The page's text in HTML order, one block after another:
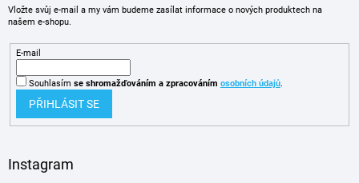
Vložte svůj e-mail a my vám budeme zasílat informace o nových produktech na
našem e-shopu.
E-mail
Souhlasím se shromažďováním a zpracováním osobních údajů.
PŘIHLÁSIT SE
Instagram